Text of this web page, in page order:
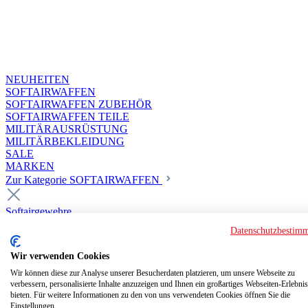
NEUHEITEN
SOFTAIRWAFFEN
SOFTAIRWAFFEN ZUBEHÖR
SOFTAIRWAFFEN TEILE
MILITÄRAUSRÜSTUNG
MILITÄRBEKLEIDUNG
SALE
MARKEN
Zur Kategorie SOFTAIRWAFFEN
Softairgewehre
Deluxe Custom Guns ab 18
Softair elektrisch ab 18
Softair elektrisch ab 14
Softair gasbetrieben ab 18
Softair HPA Luftdruck ab 18
Historische Softairwaffen
Wir verwenden Cookies
Wir können diese zur Analyse unserer Besucherdaten platzieren, um unsere Webseite zu
verbessern, personalisierte Inhalte anzuzeigen und Ihnen ein großartiges Webseiten-
bieten. Für weitere Informationen zu den von uns verwendeten Cookies öffnen Sie die
Einstellungen.